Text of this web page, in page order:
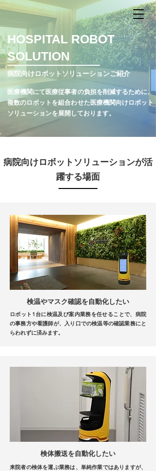
​HOSPITAL ROBOT
SOLUTION
病院向けロボットソリューションご紹介
医療機関にて医療従事者の負担を削減するために、
複数のロボットを組合わせた医療機関向けロボット
ソリューションを展開しております。
病院向けロボットソリューションが活
躍する場面
検温やマスク確認を自動化したい
ロボット1台に検温及び案内業務を任せることで、 病院
の事務方や看護師が、入り口での検温等の確認業務にと
らわれずに済みます。
検体搬送を自動化したい
来院者の検体を運ぶ業務は、 単純作業ではありますが、